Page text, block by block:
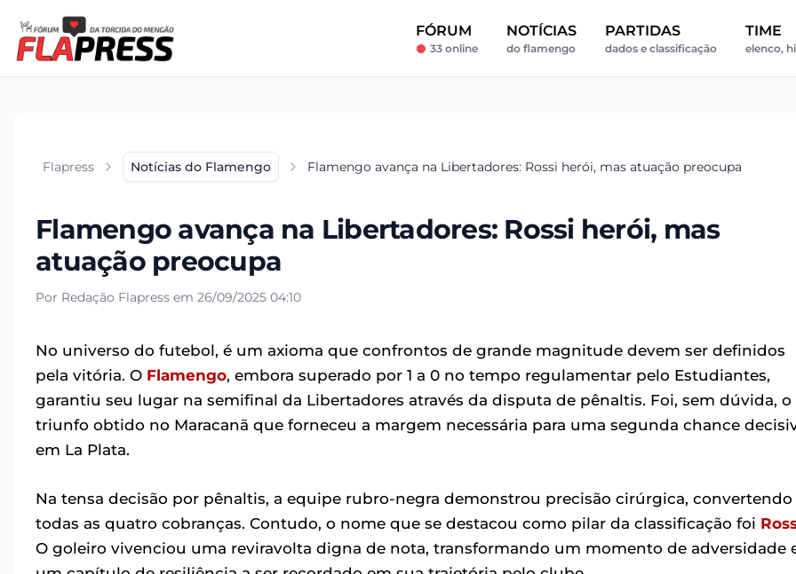
FÓRUM
33 online
NOTÍCIAS
do flamengo
PARTIDAS
dados e classificação
TIME
elenco,
Flapress Notícias do Flamengo Flamengo avança na Libertadores: Rossi herói, mas atuação preocupa
Flamengo avança na Libertadores: Rossi herói, mas
atuação preocupa
Por Redação Flapress em 26/09/2025 04:10
No universo do futebol, é um axioma que confrontos de grande magnitude devem ser definidos
pela vitória. O Flamengo, embora superado por 1 a 0 no tempo regulamentar pelo Estudiantes,
garantiu seu lugar na semifinal da Libertadores através da disputa de pênaltis. Foi, sem dúvida, o
triunfo obtido no Maracanã que forneceu a margem necessária para uma segunda chance
em La Plata.
Na tensa decisão por pênaltis, a equipe rubro-negra demonstrou precisão cirúrgica, convertendo
todas as quatro cobranças. Contudo, o nome que se destacou como pilar da classificação foi
O goleiro vivenciou uma reviravolta digna de nota, transformando um momento de adversidade